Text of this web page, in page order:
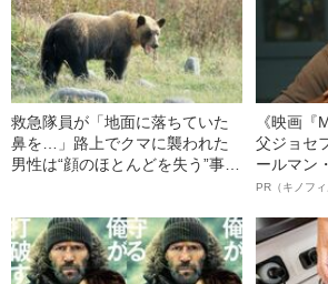
救急隊員が「地面に落ちていた
鼻を…」路上でクマに襲われた
男性は“顔のほとんどを失う”事態
《映画『
父ジョセ
ールマン
ルインタ
語る”《
PR（キノフィ